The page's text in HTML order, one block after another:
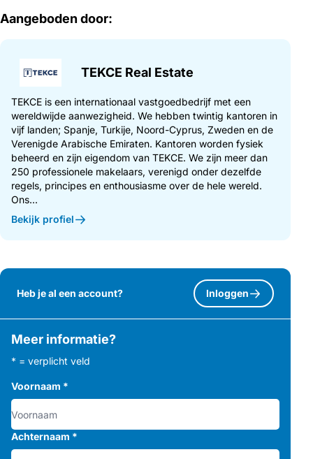
Aangeboden door:
TEKCE Real Estate
TEKCE is een internationaal vastgoedbedrijf met een
wereldwijde aanwezigheid. We hebben twintig kantoren in
vijf landen; Spanje, Turkije, Noord-Cyprus, Zweden en de
Verenigde Arabische Emiraten. Kantoren worden fysiek
beheerd en zijn eigendom van TEKCE. We zijn meer dan
250 professionele makelaars, verenigd onder dezelfde
regels, principes en enthousiasme over de hele wereld.
Ons...
Bekijk profiel
Heb je al een account? Inloggen
Meer informatie?
* = verplicht veld
Voornaam *
Achternaam *